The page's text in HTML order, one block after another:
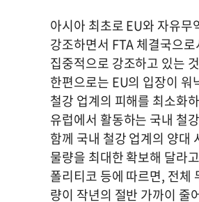
아시아 최초로 EU와 자유
강조하면서 FTA 체결국으
집중적으로 강조하고 있는
한편으로는 EU의 입장이 워
철강 업계의 피해를 최소화
유럽에서 활동하는 국내 철
함께 국내 철강 업계의 양대
물량을 최대한 확보해 달라
폴리티코 등에 따르면, 전체
량이 작년의 절반 가까이 줄